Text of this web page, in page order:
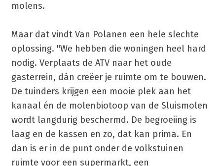
molens.
Maar dat vindt Van Polanen een hele slechte
oplossing. "We hebben die woningen heel hard
nodig. Verplaats de ATV naar het oude
gasterrein, dán creëer je ruimte om te bouwen.
De tuinders krijgen een mooie plek aan het
kanaal én de molenbiotoop van de Sluismolen
wordt langdurig beschermd. De begroeiing is
laag en de kassen en zo, dat kan prima. En
dan is er in de punt onder de volkstuinen
ruimte voor een supermarkt, een